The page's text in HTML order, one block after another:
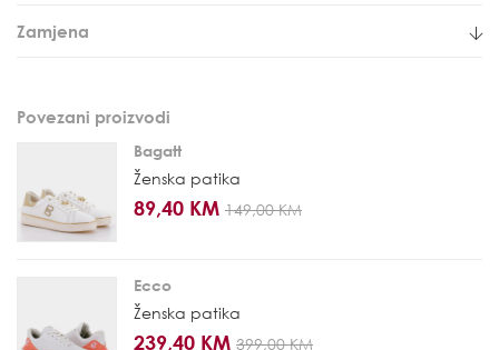
Zamjena
Povezani proizvodi
Bagatt
Ženska patika
89,40 KM 149,00 KM
Ecco
Ženska patika
239,40 KM 399,00 KM